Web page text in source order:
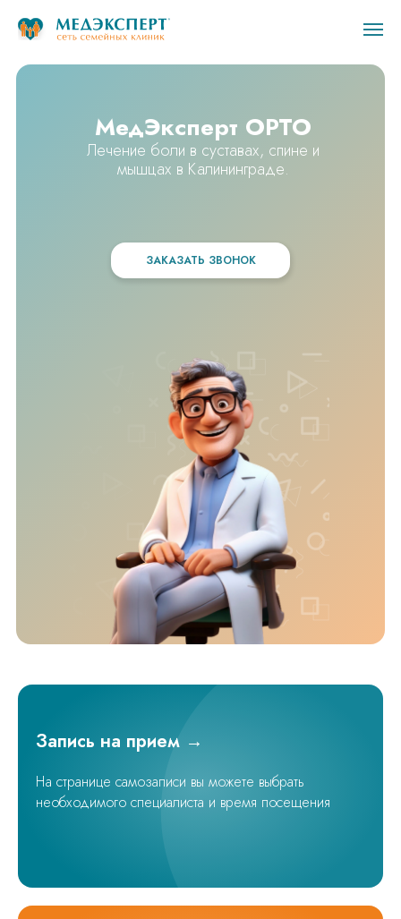
ЗАКАЗАТЬ ЗВОНОК
МедЭксперт ОРТО
Лечение боли в суставах, спине и
мышцах в Калининграде.
Запись на прием →
На странице самозаписи вы можете выбрать
необходимого специалиста и время посещения